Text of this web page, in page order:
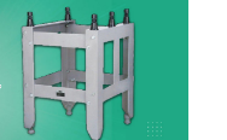
لوله بر شارژی
گریس زن شارژی
پرچ کن شارژی
نووا - Nova
هوم لایت - Homelite
هیلتی - Hilti
زرد-طوسی
نقره ای - سبز
قرمز - مشکی